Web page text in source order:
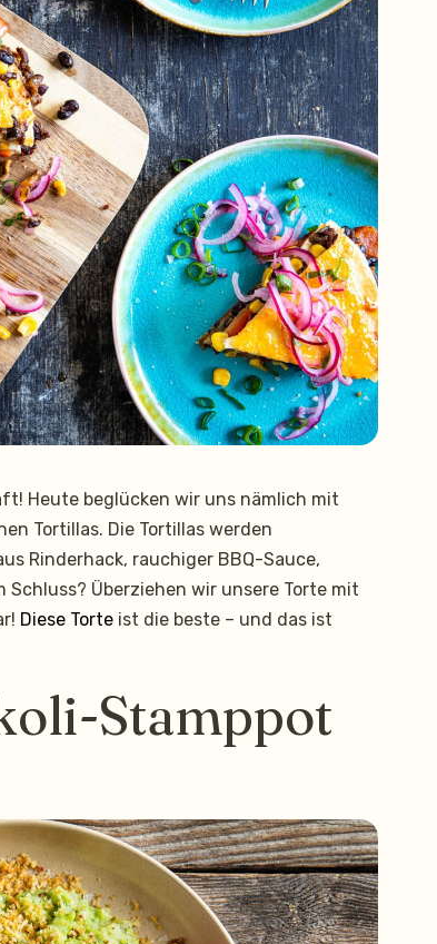
Heute beglücken wir uns nämlich mit
Tortillas. Die Tortillas werden
Rinderhack, rauchiger BBQ-Sauce,
Schluss? Überziehen wir unsere Torte mit
Diese Torte ist die beste – und das ist
Stamppot